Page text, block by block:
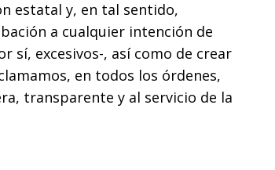
estatal y, en tal sentido,
a cualquier intención de
sí, excesivos-, así como de crear
en todos los órdenes,
transparente y al servicio de la